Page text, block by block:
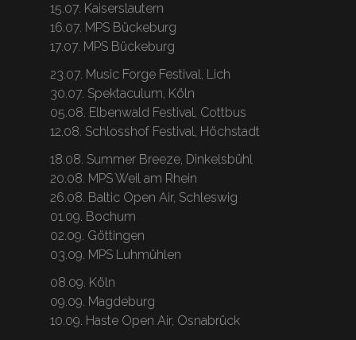
15.07. Kaiserslautern
16.07. MPS Bückeburg
17.07. MPS Bückeburg
23.07. Music Forge Festival, Lich
30.07. Spektaculum, Köln
05.08. Elbenwald Festival, Cottbus
12.08. Schlosshof Festival, Höchstadt
18.08. Summer Breeze, Dinkelsbühl
20.08. MPS Weil am Rhein
26.08. Baltic Open Air, Schleswig
01.09. Bochum
02.09. Göttingen
03.09. MPS Luhmühlen
08.09. Köln
09.09. Magdeburg
10.09. Haste Open Air, Osnabrück